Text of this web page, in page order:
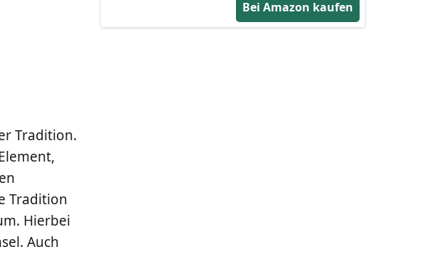
Tra­di­ti­on.
Tra­di­ti­on
Hier­bei
Auch
Bei Amazon kaufen